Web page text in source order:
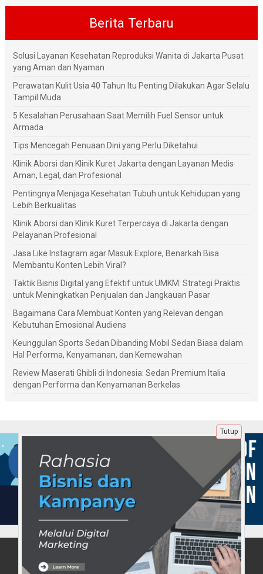
Berita Terbaru
Solusi Layanan Kesehatan Reproduksi Wanita di Jakarta Pusat
yang Aman dan Nyaman
Perawatan Kulit Usia 40 Tahun Itu Penting Dilakukan Agar Selalu
Tampil Muda
5 Kesalahan Perusahaan Saat Memilih Fuel Sensor untuk
Armada
Tips Mencegah Penuaan Dini yang Perlu Diketahui
Klinik Aborsi dan Klinik Kuret Jakarta dengan Layanan Medis
Aman, Legal, dan Profesional
Pentingnya Menjaga Kesehatan Tubuh untuk Kehidupan yang
Lebih Berkualitas
Klinik Aborsi dan Klinik Kuret Terpercaya di Jakarta dengan
Pelayanan Profesional
Jasa Like Instagram agar Masuk Explore, Benarkah Bisa
Membantu Konten Lebih Viral?
Taktik Bisnis Digital yang Efektif untuk UMKM: Strategi Praktis
untuk Meningkatkan Penjualan dan Jangkauan Pasar
Bagaimana Cara Membuat Konten yang Relevan dengan
Kebutuhan Emosional Audiens
Keunggulan Sports Sedan Dibanding Mobil Sedan Biasa dalam
Hal Performa, Kenyamanan, dan Kemewahan
Review Maserati Ghibli di Indonesia: Sedan Premium Italia
dengan Performa dan Kenyamanan Berkelas
Tentang Kami
Tutup